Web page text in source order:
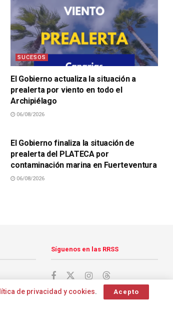
SUCESOS
El Gobierno actualiza la situación a
prealerta por viento en todo el
Archipiélago
06/08/2026
El Gobierno finaliza la situación de
prealerta del PLATECA por
contaminación marina en Fuerteventura
06/08/2026
Síguenos en las RRSS
de privacidad y cookies. Acepto